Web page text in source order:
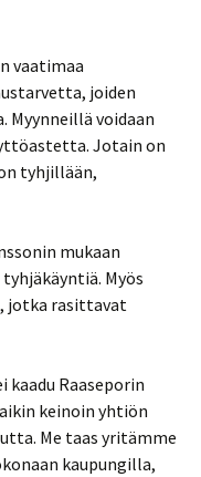
vaatimaa
joiden
Myynneillä voidaan
Jotain on
tyhjillään,
mukaan
Myös
jotka rasittavat
Raaseporin
keinoin yhtiön
Me taas yritämme
kaupungilla,